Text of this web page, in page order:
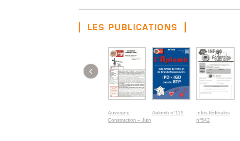
LES PUBLICATIONS
Auvergne
Construction – Juin
Aplomb n°115
Infos fédérales
n°542
‹